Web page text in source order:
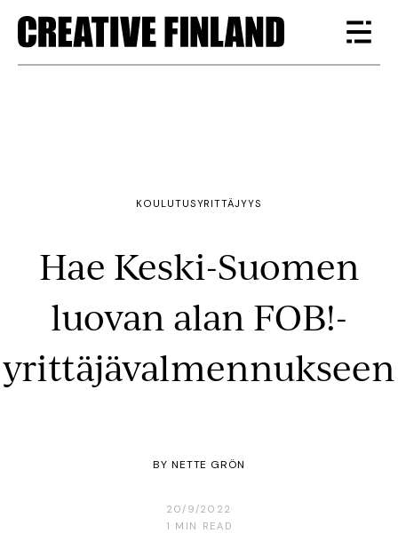
KOULUTUSYRITTÄJYYS
Hae Keski-Suomen
luovan alan FOB!-
yrittäjävalmennukseen
BY NETTE GRÖN
20/9/2022
1 MIN READ